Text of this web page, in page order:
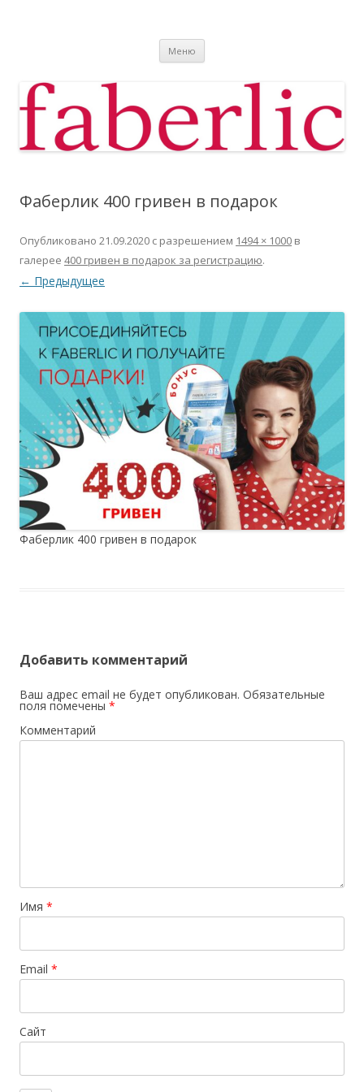
Меню
Фаберлик 400 гривен в подарок
Опубликовано 21.09.2020 с разрешением 1494 × 1000 в
галерее 400 гривен в подарок за регистрацию.
← Предыдущее
Фаберлик 400 гривен в подарок
Добавить комментарий
Ваш адрес email не будет опубликован. Обязательные
поля помечены *
Комментарий
Имя *
Email *
Сайт